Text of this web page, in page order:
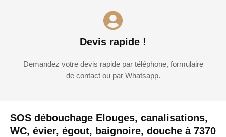
SOS débouchage Elouges, canalisations,
WC, évier, égout, baignoire, douche à 7370
Devis rapide !
Demandez votre devis rapide par téléphone, formulaire
de contact ou par Whatsapp.